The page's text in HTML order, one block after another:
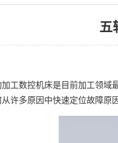
五
工数控机床是目前加工领域
许多原因中快速定位故障原